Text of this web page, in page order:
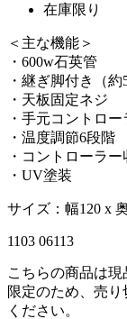
在庫限り
＜主な機能＞
・600w石英管
・継ぎ脚付き（約
・天板固定ネジ
・手元コントロー
・温度調節6段階
・コントローラ
・UV塗装
サイズ：幅120 x
1103 06113
こちらの商品は
限定のため、売
ください。